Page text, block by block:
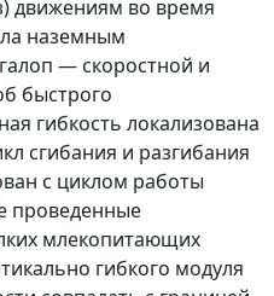
движениям во время
наземным
— скоростной и
быстрого
гибкость локализована
сгибания и разгибания
с циклом работы
проведенные
млекопитающих
гибкого модуля